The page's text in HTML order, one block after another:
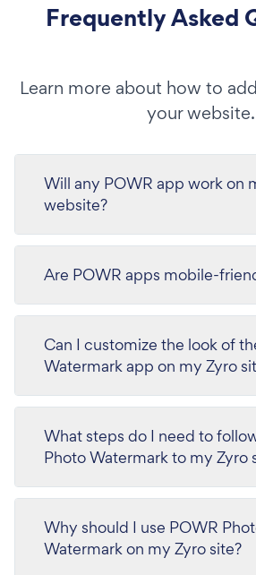
Frequently Asked
Learn more about how to
your website.
Will any POWR app work on
website?
Are POWR apps mobile-
Can I customize the look of
Watermark app on my Zyro
What steps do I need to
Photo Watermark to my Zyro
Why should I use POWR
Watermark on my Zyro site?